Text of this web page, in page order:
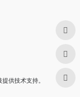
提供技术支持。